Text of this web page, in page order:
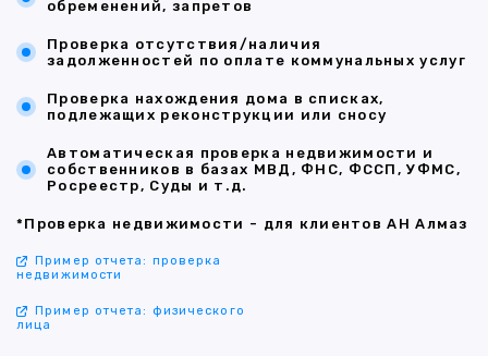
обременений, запретов
Проверка отсутствия/наличия
задолженностей по оплате коммунальных услуг
Проверка нахождения дома в списках,
подлежащих реконструкции или сносу
Автоматическая проверка недвижимости и
собственников в базах МВД, ФНС, ФССП, УФМС,
Росреестр, Суды и т.д.
*Проверка недвижимости - для клиентов АН Алмаз
Пример отчета: проверка
недвижимости
Пример отчета: физического
лица